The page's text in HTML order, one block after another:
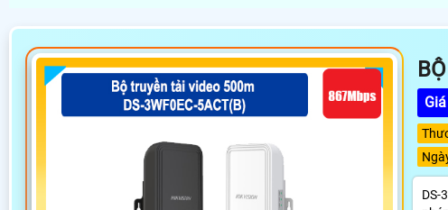
DS-